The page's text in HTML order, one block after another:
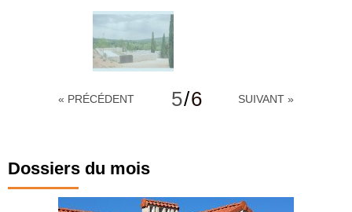
« PRÉCÉDENT 5/6 SUIVANT »
Dossiers du mois